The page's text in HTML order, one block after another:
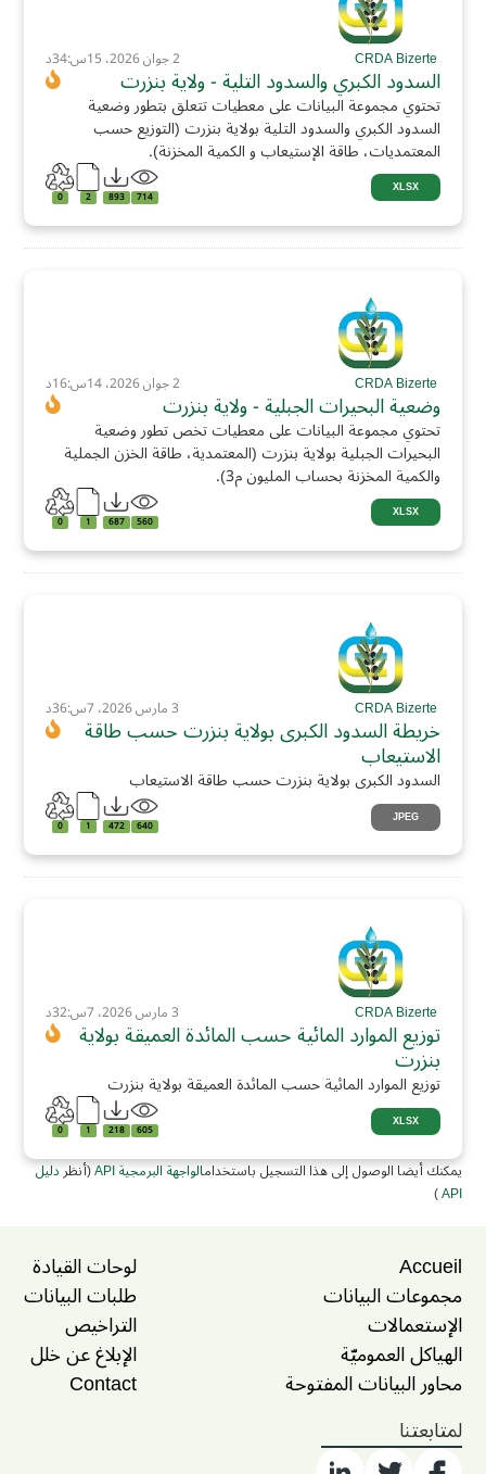
2 جوان 2026، 15س:34د
السدود الكبري والسدود التلية - ولاية بنزرت
تحتوي مجموعة البيانات على معطيات تتعلق بتطور وضعية
السدود الكبري والسدود التلية بولاية بنزرت (التوزيع حسب
المعتمديات، طاقة الإستيعاب و الكمية المخزنة).
XLSX
714
893
2
0
2 جوان 2026، 14س:16د
وضعية البحيرات الجبلية - ولاية بنزرت
تحتوي مجموعة البيانات على معطيات تخص تطور وضعية
البحيرات الجبلية بولاية بنزرت (المعتمدية، طاقة الخزن الجملية
والكمية المخزنة بحساب المليون م3).
XLSX
560
687
1
0
3 مارس 2026، 7س:36د
خريطة السدود الكبرى بولاية بنزرت حسب طاقة
الاستيعاب
السدود الكبرى بولاية بنزرت حسب طاقة الاستيعاب
JPEG
640
472
1
0
3 مارس 2026، 7س:32د
توزيع الموارد المائية حسب المائدة العميقة بولاية
بنزرت
توزيع الموارد المائية حسب المائدة العميقة بولاية بنزرت
XLSX
605
218
1
0
يمكنك أيضا الوصول إلى هذا التسجيل باستخدامالواجهة البرمجية API (أنظردليل
API
)
Accueil
مجموعات البيانات
الإستعمالات
الهياكل العموميّة
محاور البيانات المفتوحة
لوحات القيادة
طلبات البيانات
التراخيص
الإبلاغ عن خلل
Contact
لمتابعتنا